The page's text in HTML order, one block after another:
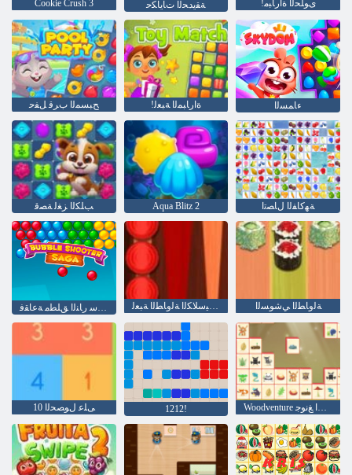
Cookie Crush 3 ﺔﻘﻳﺪﺤﻟﺍ ﺕﺎﻳﺎﻜﺣ !ﻯﻮﻠﺤﻟﺍ ﺓﺍﺭﺎﺒﻣ
ﺢﺒﺴﻤﻟﺍ ﺏﺮﻗ ﻞﻔﺣ !ﺓﺍﺭﺎﺒﻤﻟﺍ ﺔﺒﻌﻟ ءﺎﻤﺴﻟﺍ
ﺐﻠﻜﻟﺍ ﺰﻐﻟ ﺔﺼﻗ Aqua Blitz 2 ﺔﻬﻛﺎﻔﻟﺍ ﻝﺎﺼﺗﺍ
ﺔﻴﻜﻴﺳﻼ ﻜﻟﺍ ﺔﻟﻭﺎﻄﻟﺍ ﺔﺒﻌﻟ ﺔﻟﻭﺎﻄﻟﺍ ﻲﺷﻮﺴﻟﺍ
10 ﻰﻠﻋ ﻝﻮﺼﺤﻟﺍ 1212! Woodventure ﻝﺎﺼﺗﻻ ﺍ ﻎﻧﻮﺟ